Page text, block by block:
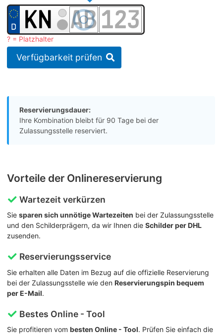
? = Platzhalter
Verfügbarkeit prüfen
Reservierungsdauer:
Ihre Kombination bleibt für 90 Tage bei der
Zulassungsstelle reserviert.
Vorteile der Onlinereservierung
Wartezeit verkürzen
Sie sparen sich unnötige Wartezeiten bei der Zulassungsstelle
und den Schilderprägern, da wir Ihnen die Schilder per DHL
zusenden.
Reservierungsservice
Sie erhalten alle Daten im Bezug auf die offizielle Reservierung
bei der Zulassungsstelle wie den Reservierungspin bequem
per E-Mail.
Bestes Online - Tool
Sie profitieren vom besten Online - Tool. Prüfen Sie einfach die